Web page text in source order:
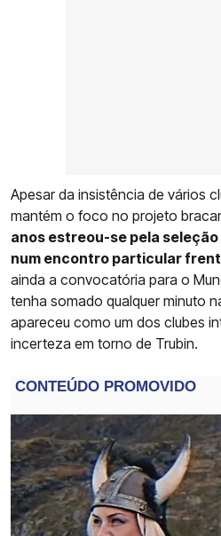
Apesar da insistência de vários
mantém o foco no projeto
anos estreou-se pela seleção
num encontro particular
ainda a convocatória para o
tenha somado qualquer minuto
apareceu como um dos clubes
incerteza em torno de Trubin.